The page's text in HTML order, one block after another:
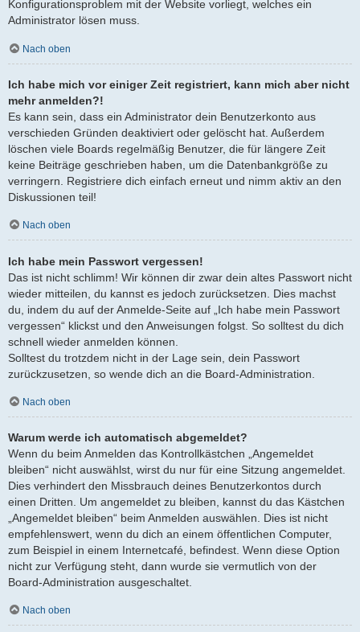
Konfigurationsproblem mit der Website vorliegt, welches ein
Administrator lösen muss.
Nach oben
Ich habe mich vor einiger Zeit registriert, kann mich aber nicht
mehr anmelden?!
Es kann sein, dass ein Administrator dein Benutzerkonto aus
verschieden Gründen deaktiviert oder gelöscht hat. Außerdem
löschen viele Boards regelmäßig Benutzer, die für längere Zeit
keine Beiträge geschrieben haben, um die Datenbankgröße zu
verringern. Registriere dich einfach erneut und nimm aktiv an den
Diskussionen teil!
Nach oben
Ich habe mein Passwort vergessen!
Das ist nicht schlimm! Wir können dir zwar dein altes Passwort nicht
wieder mitteilen, du kannst es jedoch zurücksetzen. Dies machst
du, indem du auf der Anmelde-Seite auf „Ich habe mein Passwort
vergessen“ klickst und den Anweisungen folgst. So solltest du dich
schnell wieder anmelden können.
Solltest du trotzdem nicht in der Lage sein, dein Passwort
zurückzusetzen, so wende dich an die Board-Administration.
Nach oben
Warum werde ich automatisch abgemeldet?
Wenn du beim Anmelden das Kontrollkästchen „Angemeldet
bleiben“ nicht auswählst, wirst du nur für eine Sitzung angemeldet.
Dies verhindert den Missbrauch deines Benutzerkontos durch
einen Dritten. Um angemeldet zu bleiben, kannst du das Kästchen
„Angemeldet bleiben“ beim Anmelden auswählen. Dies ist nicht
empfehlenswert, wenn du dich an einem öffentlichen Computer,
zum Beispiel in einem Internetcafé, befindest. Wenn diese Option
nicht zur Verfügung steht, dann wurde sie vermutlich von der
Board-Administration ausgeschaltet.
Nach oben